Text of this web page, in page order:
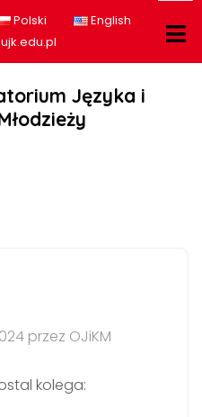
Polski
English
profil na Facebook
profil na tiktok
ujk.edu.pl
Języka i
przez OJiKM
kolega: